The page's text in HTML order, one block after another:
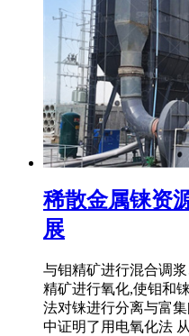
稀散金属铼资
展
与钼精矿进行混合调
精矿进行氧化,使钼和
法对铼进行分离与富
中证明了用电氧化法